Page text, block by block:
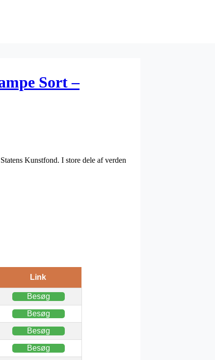
Sort –
Kunstfond. I store dele af verden
Link
Besøg
Besøg
Besøg
Besøg